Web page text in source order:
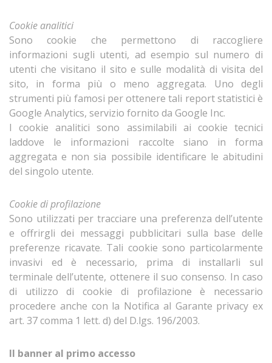
Cookie analitici
Sono cookie che permettono di raccogliere
informazioni sugli utenti, ad esempio sul numero di
utenti che visitano il sito e sulle modalità di visita del
sito, in forma più o meno aggregata. Uno degli
strumenti più famosi per ottenere tali report statistici è
Google Analytics, servizio fornito da Google Inc.
I cookie analitici sono assimilabili ai cookie tecnici
laddove le informazioni raccolte siano in forma
aggregata e non sia possibile identificare le abitudini
del singolo utente.
Cookie di profilazione
Sono utilizzati per tracciare una preferenza dell’utente
e offrirgli dei messaggi pubblicitari sulla base delle
preferenze ricavate. Tali cookie sono particolarmente
invasivi ed è necessario, prima di installarli sul
terminale dell’utente, ottenere il suo consenso. In caso
di utilizzo di cookie di profilazione è necessario
procedere anche con la Notifica al Garante privacy ex
art. 37 comma 1 lett. d) del D.lgs. 196/2003.
Il banner al primo accesso